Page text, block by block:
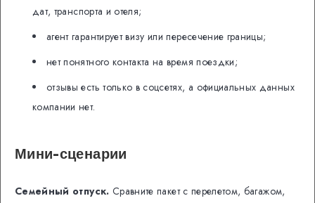
дат, транспорта и отеля;
агент гарантирует визу или пересечение границы;
нет понятного контакта на время поездки;
отзывы есть только в соцсетях, а официальных данных
компании нет.
Мини-сценарии
Семейный отпуск. Сравните пакет с перелетом, багажом,